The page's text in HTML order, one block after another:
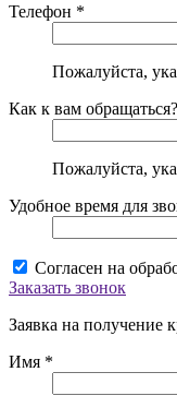
Телефон *
Пожалуйста,
Как к вам
Пожалуйста,
Удобное время для
Согласен на
Заказать звонок
Заявка на получение
Имя *